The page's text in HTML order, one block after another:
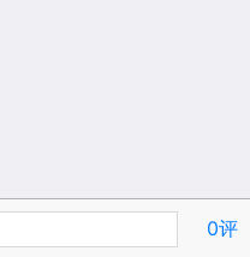
0评